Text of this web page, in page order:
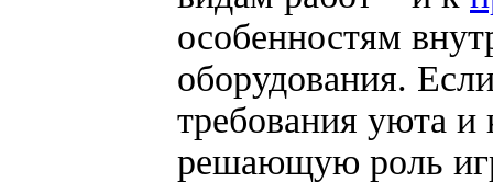
особенностям
оборудования.
требования уюта и
решающую роль